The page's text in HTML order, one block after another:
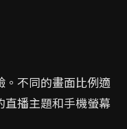
。不同的畫面比例適
直播主題和手機螢幕